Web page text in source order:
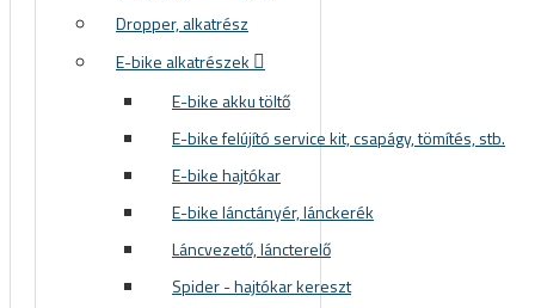
Dropper, alkatrész
E-bike alkatrészek
E-bike akku töltő
E-bike felújító service kit, csapágy, tömítés, stb.
E-bike hajtókar
E-bike lánctányér, lánckerék
Láncvezető, láncterelő
Spider - hajtókar kereszt